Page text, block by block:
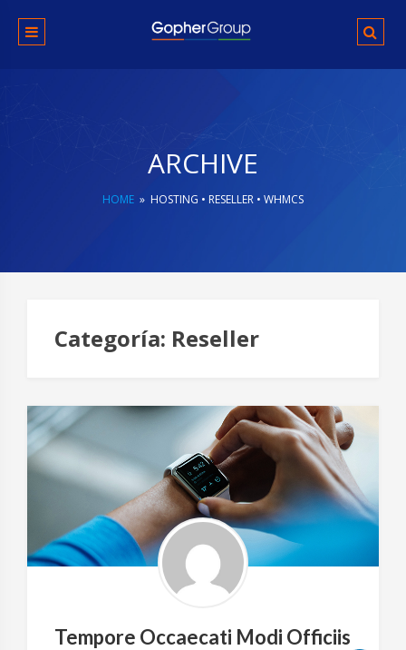
ARCHIVE
HOME » HOSTING • RESELLER • WHMCS
Categoría: Reseller
Tempore Occaecati Modi Officiis